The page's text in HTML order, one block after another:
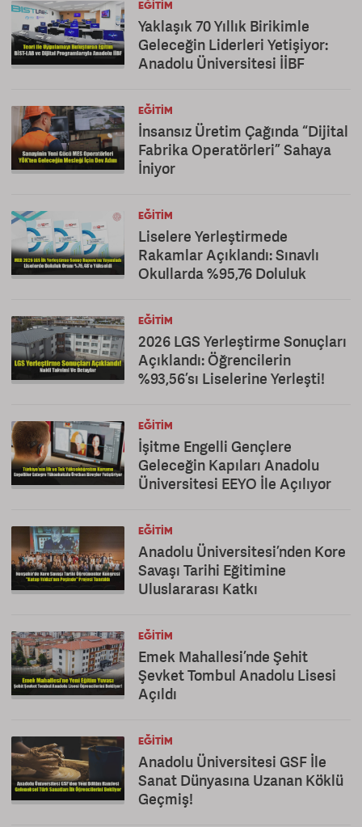
EĞITIM
Yaklaşık 70 Yıllık Birikimle
Geleceğin Liderleri Yetişiyor:
Anadolu Üniversitesi İİBF
EĞITIM
İnsansız Üretim Çağında “Dijital
Fabrika Operatörleri” Sahaya
İniyor
EĞITIM
Liselere Yerleştirmede
Rakamlar Açıklandı: Sınavlı
Okullarda %95,76 Doluluk
EĞITIM
2026 LGS Yerleştirme Sonuçları
Açıklandı: Öğrencilerin
%93,56’sı Liselerine Yerleşti!
EĞITIM
İşitme Engelli Gençlere
Geleceğin Kapıları Anadolu
Üniversitesi EEYO İle Açılıyor
EĞITIM
Anadolu Üniversitesi’nden Kore
Savaşı Tarihi Eğitimine
Uluslararası Katkı
EĞITIM
Emek Mahallesi’nde Şehit
Şevket Tombul Anadolu Lisesi
Açıldı
EĞITIM
Anadolu Üniversitesi GSF İle
Sanat Dünyasına Uzanan Köklü
Geçmiş!